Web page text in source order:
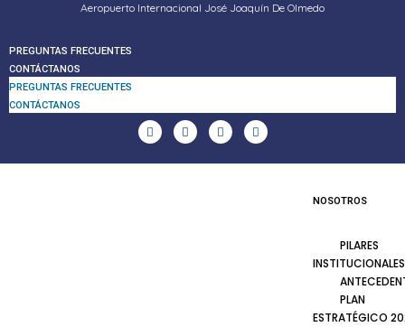
Aeropuerto Internacional José Joaquín De Olmedo
PREGUNTAS FRECUENTES
CONTÁCTANOS
PREGUNTAS FRECUENTES
CONTÁCTANOS
NOSOTROS
PILARES
INSTITUCIONALES
PLAN
ESTRATÉGICO